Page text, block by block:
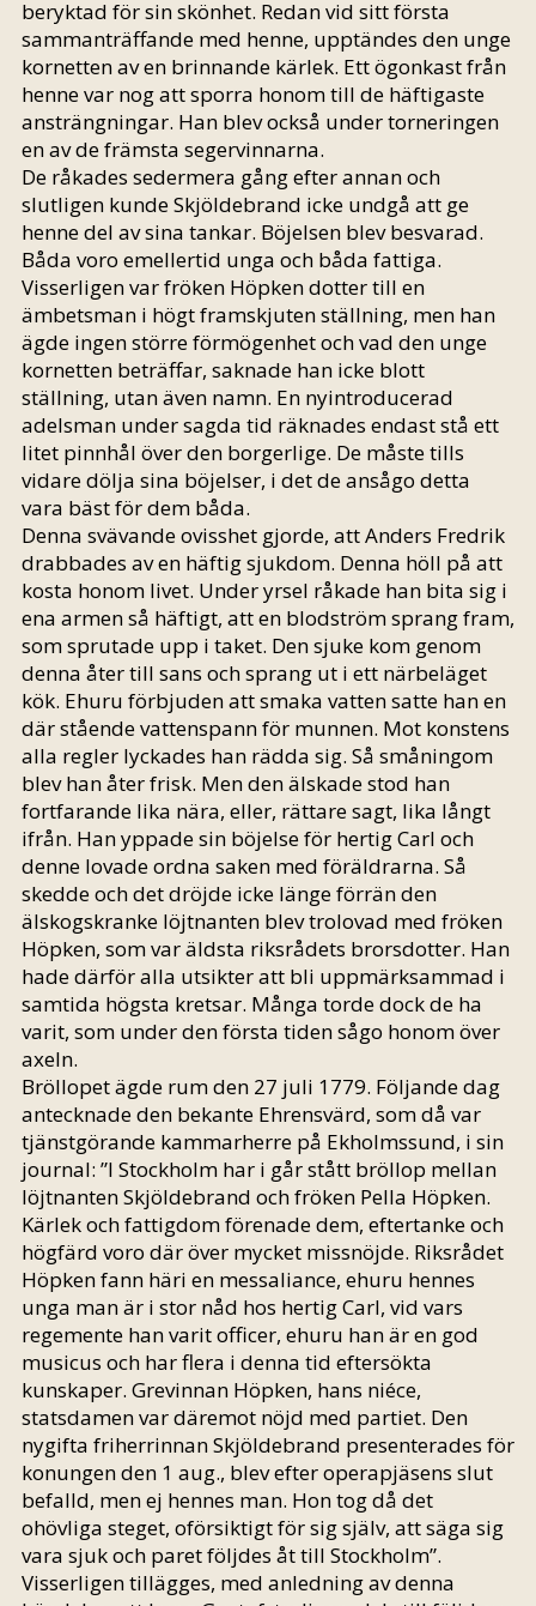
beryktad för sin skönhet. Redan vid sitt första
sammanträffande med henne, upptändes den unge
kornetten av en brinnande kärlek. Ett ögonkast från
henne var nog att sporra honom till de häftigaste
ansträngningar. Han blev också under torneringen
en av de främsta segervinnarna.
De råkades sedermera gång efter annan och
slutligen kunde Skjöldebrand icke undgå att ge
henne del av sina tankar. Böjelsen blev besvarad.
Båda voro emellertid unga och båda fattiga.
Visserligen var fröken Höpken dotter till en
ämbetsman i högt framskjuten ställning, men han
ägde ingen större förmögenhet och vad den unge
kornetten beträffar, saknade han icke blott
ställning, utan även namn. En nyintroducerad
adelsman under sagda tid räknades endast stå ett
litet pinnhål över den borgerlige. De måste tills
vidare dölja sina böjelser, i det de ansågo detta
vara bäst för dem båda.
Denna svävande ovisshet gjorde, att Anders Fredrik
drabbades av en häftig sjukdom. Denna höll på att
kosta honom livet. Under yrsel råkade han bita sig i
ena armen så häftigt, att en blodström sprang fram,
som sprutade upp i taket. Den sjuke kom genom
denna åter till sans och sprang ut i ett närbeläget
kök. Ehuru förbjuden att smaka vatten satte han en
där stående vattenspann för munnen. Mot konstens
alla regler lyckades han rädda sig. Så småningom
blev han åter frisk. Men den älskade stod han
fortfarande lika nära, eller, rättare sagt, lika långt
ifrån. Han yppade sin böjelse för hertig Carl och
denne lovade ordna saken med föräldrarna. Så
skedde och det dröjde icke länge förrän den
älskogskranke löjtnanten blev trolovad med fröken
Höpken, som var äldsta riksrådets brorsdotter. Han
hade därför alla utsikter att bli uppmärksammad i
samtida högsta kretsar. Många torde dock de ha
varit, som under den första tiden sågo honom över
axeln.
Bröllopet ägde rum den 27 juli 1779. Följande dag
antecknade den bekante Ehrensvärd, som då var
tjänstgörande kammarherre på Ekholmssund, i sin
journal: ”I Stockholm har i går stått bröllop mellan
löjtnanten Skjöldebrand och fröken Pella Höpken.
Kärlek och fattigdom förenade dem, eftertanke och
högfärd voro där över mycket missnöjde. Riksrådet
Höpken fann häri en messaliance, ehuru hennes
unga man är i stor nåd hos hertig Carl, vid vars
regemente han varit officer, ehuru han är en god
musicus och har flera i denna tid eftersökta
kunskaper. Grevinnan Höpken, hans niéce,
statsdamen var däremot nöjd med partiet. Den
nygifta friherrinnan Skjöldebrand presenterades för
konungen den 1 aug., blev efter operapjäsens slut
befalld, men ej hennes man. Hon tog då det
ohövliga steget, oförsiktigt för sig själv, att säga sig
vara sjuk och paret följdes åt till Stockholm”.
Visserligen tillägges, med anledning av denna